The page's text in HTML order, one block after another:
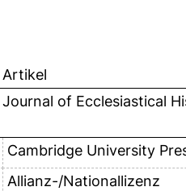
Artikel
Journal of Ecclesiastical
Cambridge University
Allianz-/Nationallizenz